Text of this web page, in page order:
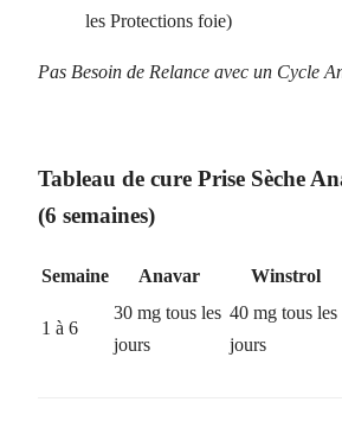
les Protections foie)
Pas Besoin de Relance avec un Cycle
Tableau de cure Prise Sèche
(6 semaines)
Semaine Anavar Winstrol
1 à 6
30 mg tous les
jours
40 mg tous les
jours